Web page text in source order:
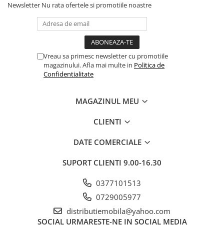
Newsletter Nu rata ofertele si promotiile noastre
Vreau sa primesc newsletter cu promotiile
magazinului. Afla mai multe in Politica de
Confidentialitate
MAGAZINUL MEU
CLIENTI
DATE COMERCIALE
SUPORT CLIENTI 9.00-16.30
0377101513
0729005977
distributiemobila@yahoo.com
SOCIAL URMARESTE-NE IN SOCIAL MEDIA